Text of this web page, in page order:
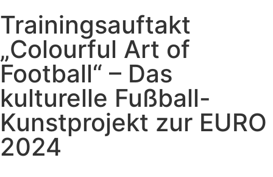
Trainingsauftakt
„Colourful Art of
Football“ – Das
kulturelle Fußball-
Kunstprojekt zur EURO
2024